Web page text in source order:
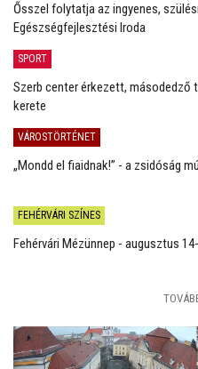
Ősszel folytatja az ingyenes,
Egészségfejlesztési Iroda
SPORT
Szerb center érkezett, másodedző
kerete
VÁROSTÖRTÉNET
„Mondd el fiaidnak!” - a zsidóság
FEHÉRVÁRI SZÍNES
Fehérvári Mézünnep - augusztus